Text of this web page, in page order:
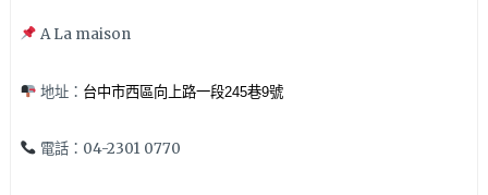
A La maison
地址： 台中市西區向上路一段245巷9號
電話：04-2301 0770